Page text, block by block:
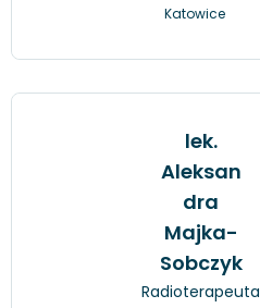
Katowice
lek.
Aleksan
dra
Majka-
Sobczyk
Radioterapeuta